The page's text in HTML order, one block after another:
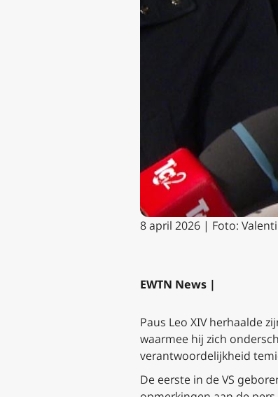
8 april 2026 | Foto:
EWTN News |
Paus Leo XIV herhaalde
waarmee hij zich
verantwoordelijkheid
De eerste in de VS